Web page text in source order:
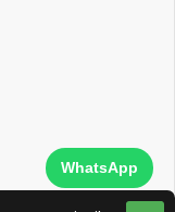
WhatsApp